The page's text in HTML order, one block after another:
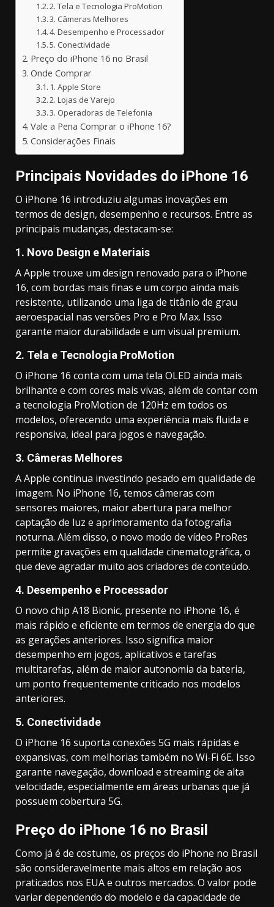
2. Tela e Tecnologia ProMotion
3. Câmeras Melhores
4. Desempenho e Processador
5. Conectividade
Preço do iPhone 16 no Brasil
Onde Comprar
1. Apple Store
2. Lojas de Varejo
3. Operadoras de Telefonia
Vale a Pena Comprar o iPhone 16?
Considerações Finais
Principais Novidades do iPhone 16
O iPhone 16 introduziu algumas inovações em
termos de design, desempenho e recursos. Entre as
principais mudanças, destacam-se:
1. Novo Design e Materiais
A Apple trouxe um design renovado para o iPhone
16, com bordas mais finas e um corpo ainda mais
resistente, utilizando uma liga de titânio de grau
aeroespacial nas versões Pro e Pro Max. Isso
garante maior durabilidade e um visual premium.
2. Tela e Tecnologia ProMotion
O iPhone 16 conta com uma tela OLED ainda mais
brilhante e com cores mais vivas, além de contar com
a tecnologia ProMotion de 120Hz em todos os
modelos, oferecendo uma experiência mais fluida e
responsiva, ideal para jogos e navegação.
3. Câmeras Melhores
A Apple continua investindo pesado em qualidade de
imagem. No iPhone 16, temos câmeras com
sensores maiores, maior abertura para melhor
captação de luz e aprimoramento da fotografia
noturna. Além disso, o novo modo de vídeo ProRes
permite gravações em qualidade cinematográfica, o
que deve agradar muito aos criadores de conteúdo.
4. Desempenho e Processador
O novo chip A18 Bionic, presente no iPhone 16, é
mais rápido e eficiente em termos de energia do que
as gerações anteriores. Isso significa maior
desempenho em jogos, aplicativos e tarefas
multitarefas, além de maior autonomia da bateria,
um ponto frequentemente criticado nos modelos
anteriores.
5. Conectividade
O iPhone 16 suporta conexões 5G mais rápidas e
expansivas, com melhorias também no Wi-Fi 6E. Isso
garante navegação, download e streaming de alta
velocidade, especialmente em áreas urbanas que já
possuem cobertura 5G.
Preço do iPhone 16 no Brasil
Como já é de costume, os preços do iPhone no Brasil
são consideravelmente mais altos em relação aos
praticados nos EUA e outros mercados. O valor pode
variar dependendo do modelo e da capacidade de